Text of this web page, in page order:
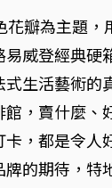
花瓣為主題，
易威登經典硬
式生活藝術的
館，賣什麼、
卡，都是令人
牌的期待，特